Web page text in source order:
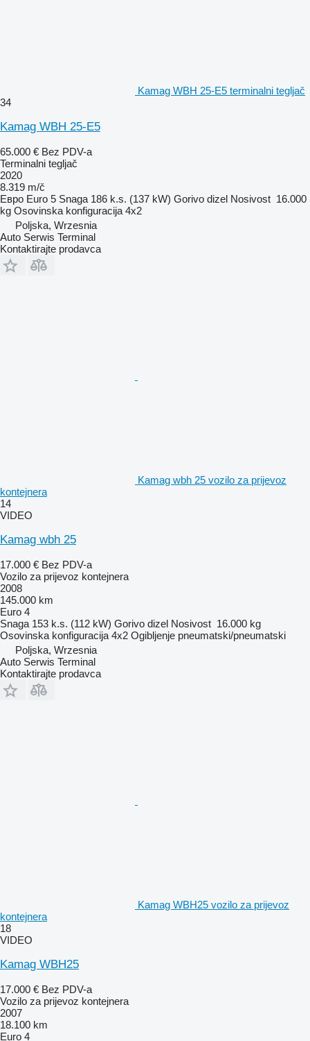
Kamag WBH 25-E5 terminalni tegljač
34
Kamag WBH 25-E5
65.000 € Bez PDV-a
Terminalni tegljač
2020
8.319 m/č
Евро Euro 5 Snaga 186 k.s. (137 kW) Gorivo dizel Nosivost 16.000
kg Osovinska konfiguracija 4x2
Poljska, Wrzesnia
Auto Serwis Terminal
Kontaktirajte prodavca
Kamag wbh 25 vozilo za prijevoz
kontejnera
14
VIDEO
Kamag wbh 25
17.000 € Bez PDV-a
Vozilo za prijevoz kontejnera
2008
145.000 km
Euro 4
Snaga 153 k.s. (112 kW) Gorivo dizel Nosivost 16.000 kg
Osovinska konfiguracija 4x2 Ogibljenje pneumatski/pneumatski
Poljska, Wrzesnia
Auto Serwis Terminal
Kontaktirajte prodavca
Kamag WBH25 vozilo za prijevoz
kontejnera
18
VIDEO
Kamag WBH25
17.000 € Bez PDV-a
Vozilo za prijevoz kontejnera
2007
18.100 km
Euro 4